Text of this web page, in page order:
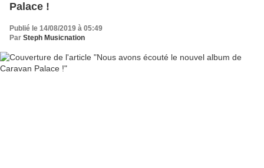
Palace !
Publié le 14/08/2019 à 05:49
Par Steph Musicnation